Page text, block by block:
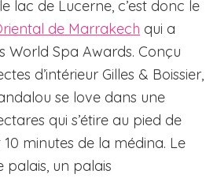
lac de Lucerne, c’est donc le
de Marrakech qui a
World Spa Awards. Conçu
d’intérieur Gilles & Boissier,
se love dans une
qui s’étire au pied de
10 minutes de la médina. Le
palais, un palais